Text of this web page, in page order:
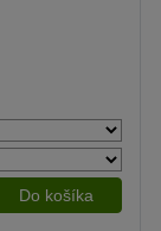
Do košíka